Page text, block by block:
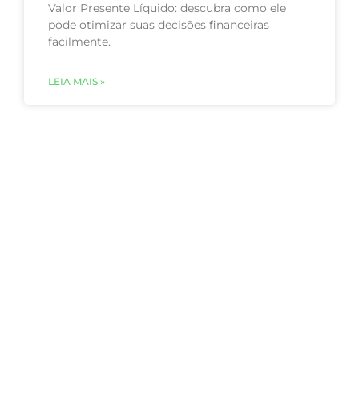
Valor Presente Líquido: descubra como ele
pode otimizar suas decisões financeiras
facilmente.
LEIA MAIS »